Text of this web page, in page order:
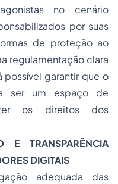
no cenário
por suas
de proteção ao
regulamentação clara
possível garantir que o
ser um espaço de
os direitos dos
E TRANSPARÊNCIA
DIGITAIS
adequada das